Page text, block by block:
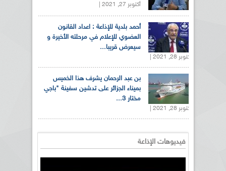
أكتوبر 27, 2021 |
أحمد بلدية للإذاعة : اعداد القانون
العضوي للإعلام في مرحلته الأخيرة و
سيعرض قريبا...
أكتوبر 28, 2021 |
بن عبد الرحمان يشرف هذا الخميس
بميناء الجزائر على تدشين سفينة "باجي
مختار 3...
أكتوبر 28, 2021 |
فيديوهات الإذاعة